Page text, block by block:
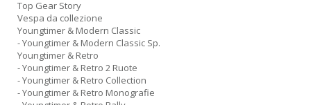
Top Gear Story
Vespa da collezione
Youngtimer & Modern Classic
- Youngtimer & Modern Classic Sp.
Youngtimer & Retro
- Youngtimer & Retro 2 Ruote
- Youngtimer & Retro Collection
- Youngtimer & Retro Monografie